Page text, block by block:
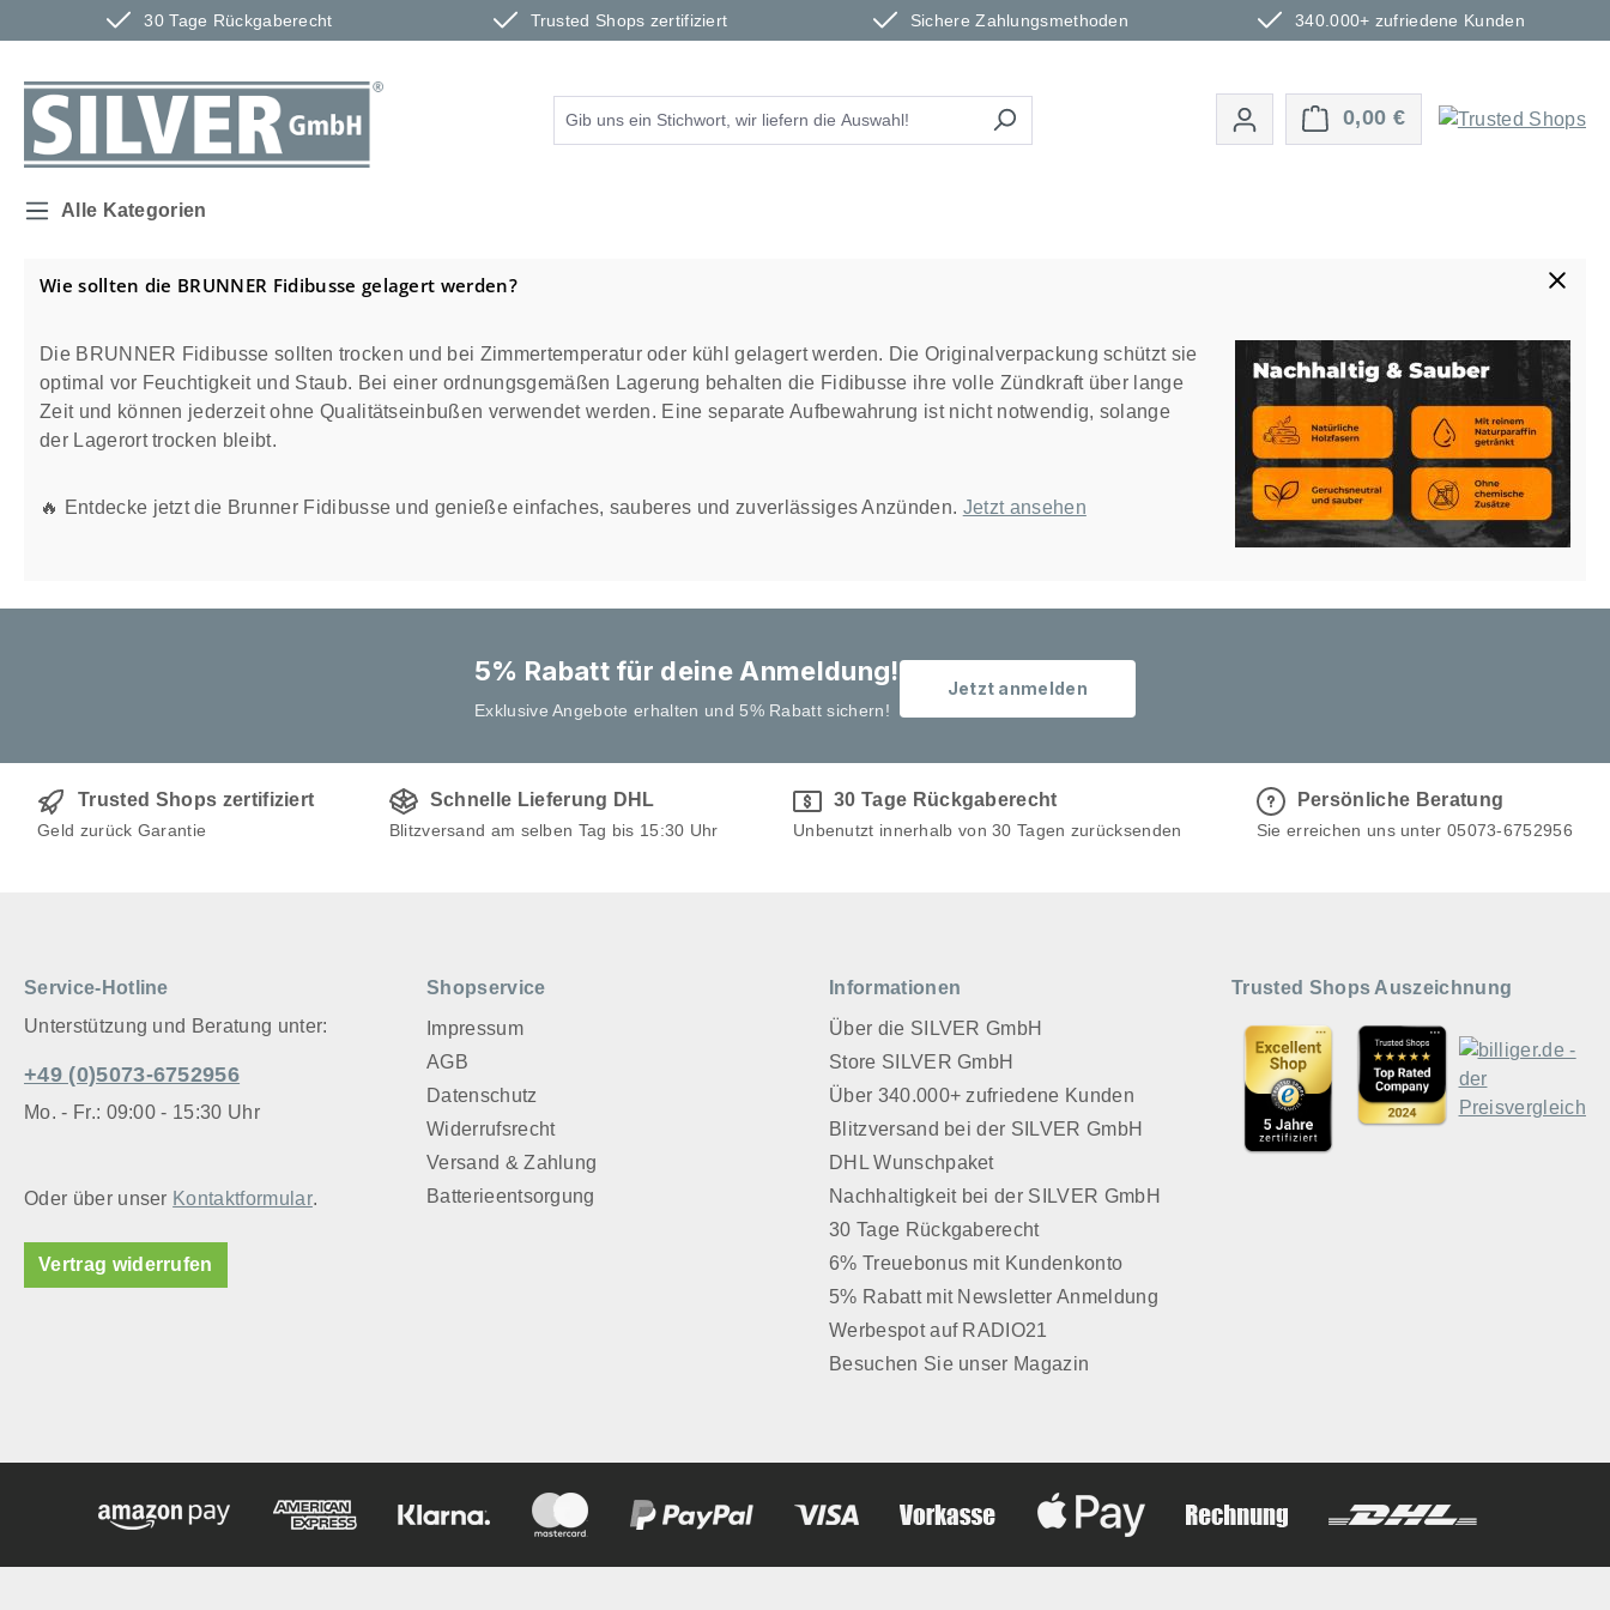
30 Tage Rückgaberecht Trusted Shops zertifiziert Sichere Zahlungsmethoden 340.000+ zufriedene Kunden
Hauptinhalt springen
Zur Suche springen
Zur Hauptnavigation springen
0,00 €Warenkorb enthält 0
Alle Kategorien
Wie sollten die BRUNNER Fidibusse gelagert werden?
Die BRUNNER Fidibusse sollten trocken und bei Zimmertemperatur oder kühl gelagert werden. Die Originalverpackung schützt sie
optimal vor Feuchtigkeit und Staub. Bei einer ordnungsgemäßen Lagerung behalten die Fidibusse ihre volle Zündkraft über lange
Zeit und können jederzeit ohne Qualitätseinbußen verwendet werden. Eine separate Aufbewahrung ist nicht notwendig, solange
der Lagerort trocken bleibt.
🔥 Entdecke jetzt die Brunner Fidibusse und genieße einfaches, sauberes und zuverlässiges Anzünden. Jetzt ansehen
5% Rabatt für deine Anmeldung!
Exklusive Angebote erhalten und 5% Rabatt sichern!
Jetzt anmelden
Trusted Shops zertifiziert
Geld zurück Garantie
Schnelle Lieferung DHL
Blitzversand am selben Tag bis 15:30 Uhr
30 Tage Rückgaberecht
Unbenutzt innerhalb von 30 Tagen zurücksenden
Persönliche Beratung
Sie erreichen uns unter 05073-6752956
Service-Hotline
Unterstützung und Beratung unter:
+49 (0)5073-6752956
Mo. - Fr.: 09:00 - 15:30 Uhr
Oder über unser Kontaktformular.
Vertrag widerrufen
Shopservice
Impressum
AGB
Datenschutz
Widerrufsrecht
Versand & Zahlung
Batterieentsorgung
Informationen
Über die SILVER GmbH
Store SILVER GmbH
Über 340.000+ zufriedene Kunden
Blitzversand bei der SILVER GmbH
DHL Wunschpaket
Nachhaltigkeit bei der SILVER GmbH
30 Tage Rückgaberecht
6% Treuebonus mit Kundenkonto
5% Rabatt mit Newsletter Anmeldung
Werbespot auf RADIO21
Besuchen Sie unser Magazin
Trusted Shops Auszeichnung